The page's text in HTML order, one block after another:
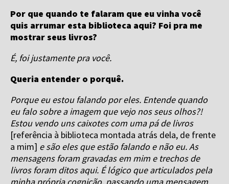
Por que quando te falaram que eu vinha você
quis arrumar esta biblioteca aqui? Foi pra me
mostrar seus livros?
É, foi justamente pra você.
Queria entender o porquê.
Porque eu estou falando por eles. Entende quando
eu falo sobre a imagem que vejo nos seus olhos?!
Estou vendo uns caixotes com uma pá de livros
[referência à biblioteca montada atrás dela, de frente
a mim] e são eles que estão falando e não eu. As
mensagens foram gravadas em mim e trechos de
livros foram ditos aqui. É lógico que articulados pela